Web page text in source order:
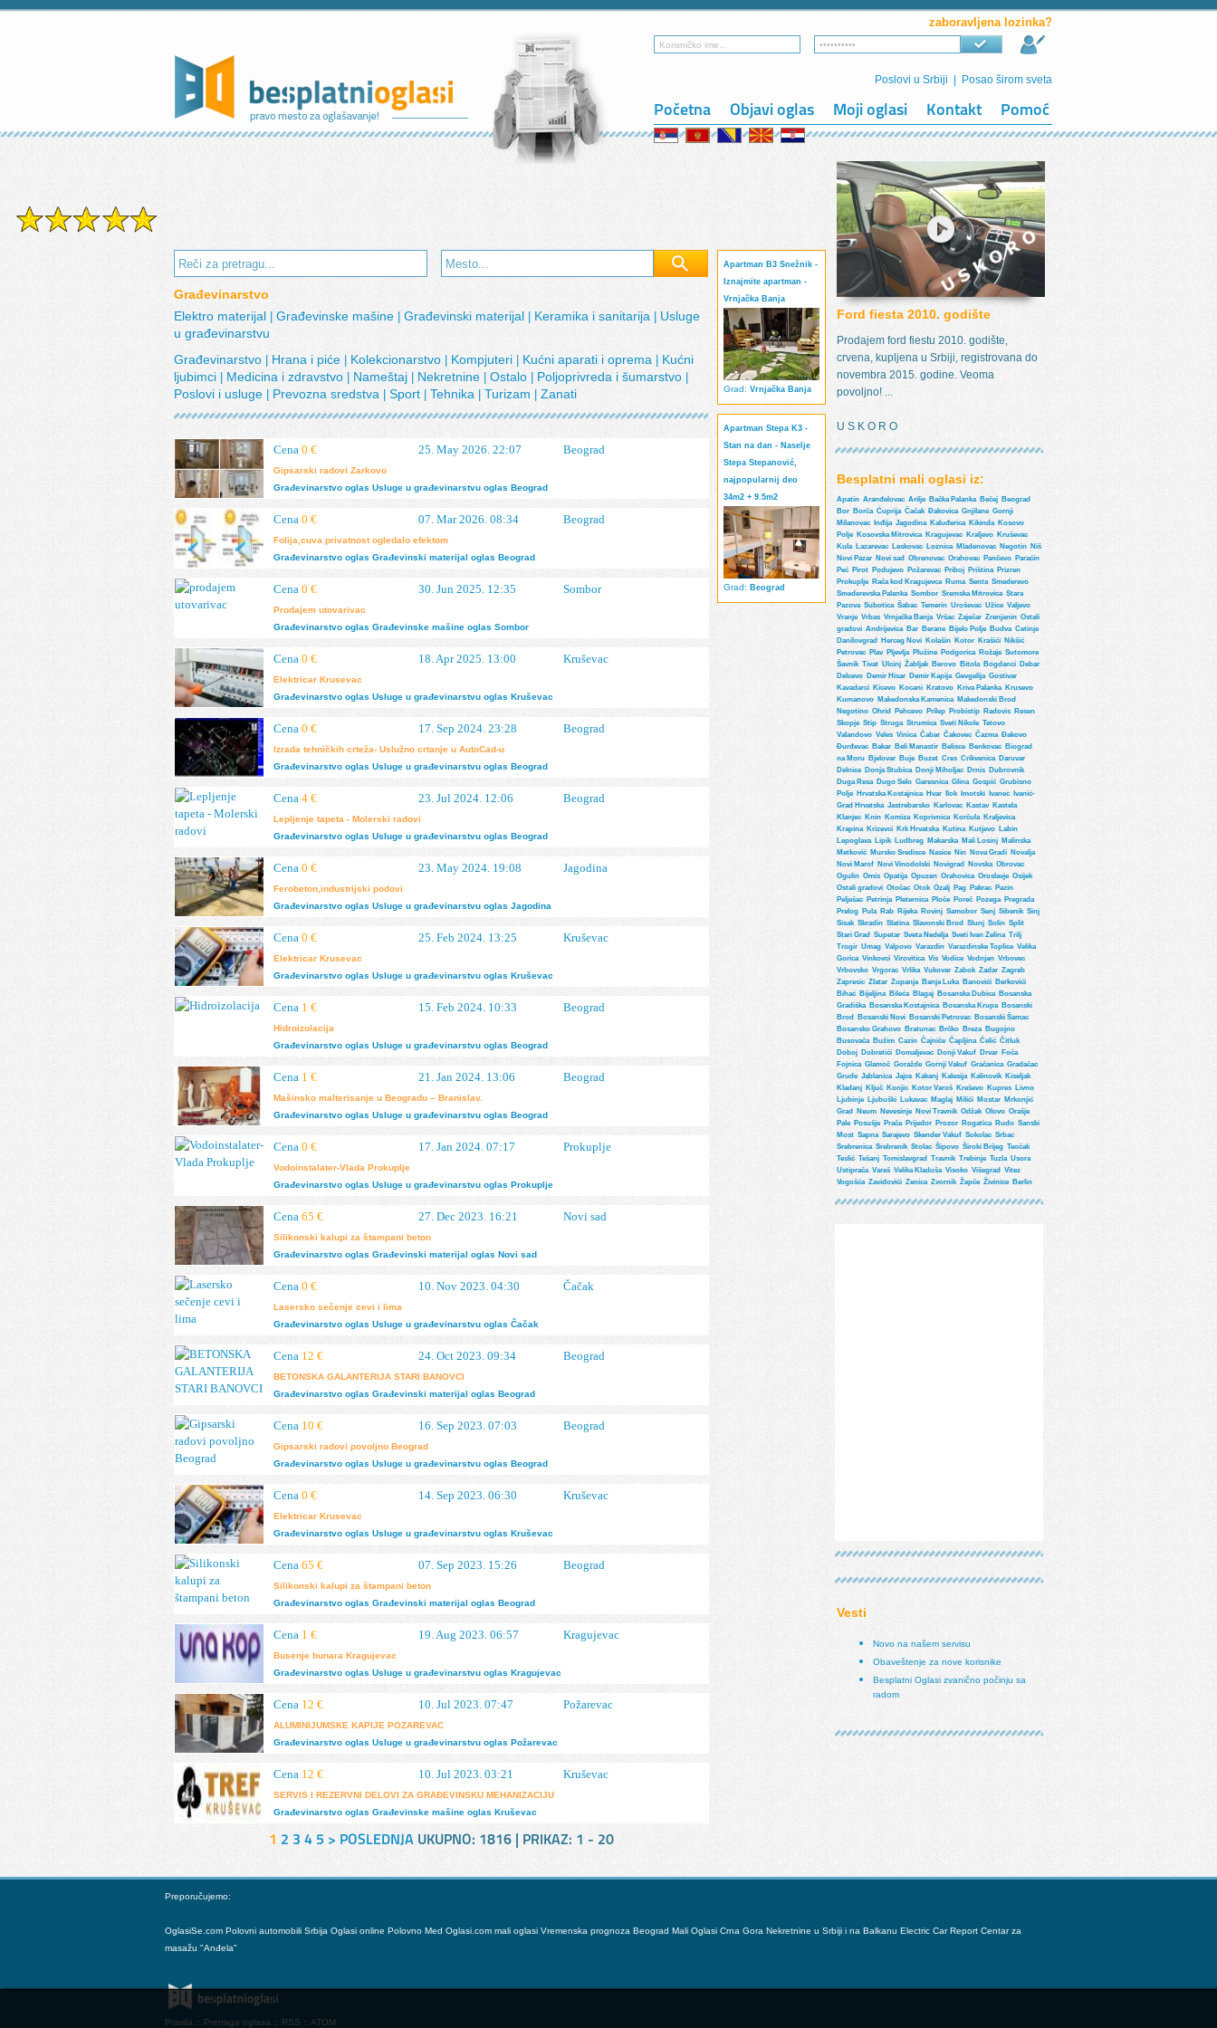
zaboravljena lozinka?
Poslovi u Srbiji Posao širom sveta
Početna Objavi oglas Moji oglasi Kontakt Pomoć
Građevinarstvo
Elektro materijal |Građevinske mašine |Građevinski materijal |Keramika i sanitarija |Usluge
u građevinarstvu
Građevinarstvo
Hrana i piće | Kolekcionarstvo | Kompjuteri |Kućni aparati i oprema |Kućni
ljubimci| Medicina i zdravstvo |Nameštaj Nekretnine |Ostalo Poljoprivreda i šumarstvo
Poslovi i usluge Prevozna sredstva |Sport Tehnika Turizam Zanati
Cena 0 € 25. May 2026. 22:07 Beograd
Gipsarski radovi Zarkovo
Građevinarstvo oglas Usluge u građevinarstvu oglas Beograd
Cena 0 € 07. Mar 2026. 08:34 Beograd
Folija,cuva privatnost ogledalo efektom
Građevinarstvo oglas Građevinski materijal oglas Beograd
Cena 0 € 30. Jun 2025. 12:35 Sombor
prodajem utovarivac
Građevinarstvo oglas Građevinske mašine oglas Sombor
Cena 0 € 18. Apr 2025. 13:00 Kruševac
Elektricar Krusevac
Građevinarstvo oglas Usluge u građevinarstvu oglas Kruševac
Cena 0 € 17. Sep 2024. 23:28 Beograd
Izrada tehničkih crteža- Uslužno crtanje u AutoCad-u
Građevinarstvo oglas Usluge u građevinarstvu oglas Beograd
Cena 4 € 23. Jul 2024. 12:06 Beograd
Lepljenje tapeta - Molerski radovi
Građevinarstvo oglas Usluge u građevinarstvu oglas Beograd
Cena 0 € 23. May 2024. 19:08 Jagodina
Ferobeton,industrijski podovi
Građevinarstvo oglas Usluge u građevinarstvu oglas Jagodina
Cena 0 € 25. Feb 2024. 13:25 Kruševac
Elektricar Krusevac
Građevinarstvo oglas Usluge u građevinarstvu oglas Kruševac
Cena 1 € 15. Feb 2024. 10:33 Beograd
Hidroizolacija
Građevinarstvo oglas Usluge u građevinarstvu oglas Beograd
Cena 1 € 21. Jan 2024. 13:06 Beograd
Mašinsko malterisanje u Beogradu – Branislav.
Građevinarstvo oglas Usluge u građevinarstvu oglas Beograd
Cena 0 € 17. Jan 2024. 07:17 Prokuplje
Vodoinstalater-Vlada Prokuplje
Građevinarstvo oglas Usluge u građevinarstvu oglas Prokuplje
Cena 65 € 27. Dec 2023. 16:21 Novi sad
Silikonski kalupi za štampani beton
Građevinarstvo oglas Građevinski materijal oglas Novi sad
Cena 0 € 10. Nov 2023. 04:30 Čačak
Lasersko sečenje cevi i lima
Građevinarstvo oglas Usluge u građevinarstvu oglas Čačak
Cena 12 € 24. Oct 2023. 09:34 Beograd
BETONSKA GALANTERIJA STARI BANOVCI
Građevinarstvo oglas Građevinski materijal oglas Beograd
Cena 10 € 16. Sep 2023. 07:03 Beograd
Gipsarski radovi povoljno Beograd
Građevinarstvo oglas Usluge u građevinarstvu oglas Beograd
Cena 0 € 14. Sep 2023. 06:30 Kruševac
Elektricar Krusevac
Građevinarstvo oglas Usluge u građevinarstvu oglas Kruševac
Cena 65 € 07. Sep 2023. 15:26 Beograd
Silikonski kalupi za štampani beton
Građevinarstvo oglas Građevinski materijal oglas Beograd
Cena 1 € 19. Aug 2023. 06:57 Kragujevac
Busenje bunara Kragujevac
Građevinarstvo oglas Usluge u građevinarstvu oglas Kragujevac
Cena 12 € 10. Jul 2023. 07:47 Požarevac
ALUMINIJUMSKE KAPIJE POZAREVAC
Građevinarstvo oglas Usluge u građevinarstvu oglas Požarevac
Cena 12 € 10. Jul 2023. 03:21 Kruševac
SERVIS I REZERVNI DELOVI ZA GRAĐEVINSKU MEHANIZACIJU
Građevinarstvo oglas Građevinske mašine oglas Kruševac
1 2 3 4 5 > POSLEDNJA UKUPNO: 1816| PRIKAZ:1 - 20
Apartman B3 Snežnik -
Iznajmite apartman -
Vrnjačka Banja
Grad: Vrnjačka Banja
Apartman Stepa K3 -
Stan na dan - Naselje
Stepa Stepanović,
najpopularnij deo
34m2 + 9.5m2
Grad: Beograd
Ford fiesta 2010. godište
Prodajem ford fiestu 2010. godište,
crvena, kupljena u Srbiji, registrovana do
novembra 2015. godine. Veoma
povoljno! ...
U S K O R O
Besplatni mali oglasi iz:
Apatin Aranđelovac Arilje Bačka Palanka Bečej Beograd
Bor Borča Ćuprija Čačak Đakovica Gnjilane Gornji
Milanovac
Inđija Jagodina Kaluđerica Kikinda Kosovo
Polje Kosovska Mitrovica Kragujevac Kraljevo Kruševac
Kula
Lazarevac Leskovac Loznica Mladenovac Negotin Niš
Novi Pazar Novi sad Obrenovac Orahovac Pančevo Paraćin
Peć Pirot Podujevo Požarevac Priboj Priština Prizren
Prokuplje Rača kod Kragujevca Ruma Senta Smederevo
Smederevska Palanka Sombor Sremska Mitrovica Stara
Pazova Subotica Šabac Temerin Uroševac Užice Valjevo
Vranje Vrbas Vrnjačka Banja Vršac Zaječar Zrenjanin Ostali
gradovi Andrijevica Bar Berane Bijelo Polje Budva Cetinje
Danilovgrad
Herceg Novi Kolašin Kotor Krašići Nikšić
Petrovac Plav Pljevlja Plužine Podgorica Rožaje Sutomore
Šavnik Tivat Ulcinj Žabljak Berovo Bitola Bogdanci Debar
Delcevo Demir Hisar Demir Kapija Gevgelija Gostivar
Kavadarci Kicevo Kocani Kratovo Kriva Palanka Krusevo
Kumanovo Makedonska Kamenica Makedonski Brod
Negotino Ohrid Pehcevo Prilep Probistip Radovis Resen
Skopje Stip Struga Strumica Sveti Nikole Tetovo
Valandovo Veles Vinica Čabar Čakovec Čazma Đakovo
Đurđevac Bakar Beli Manastir Belisce Benkovac Biograd
na Moru Bjelovar Buje Buzet Cres Crikvenica Daruvar
Delnice Donja Stubica Donji Miholjac Drnis Dubrovnik
Duga Resa Dugo Selo Garesnica Glina Gospić Grubisno
Polje Hrvatska Kostajnica Hvar Ilok Imotski Ivanec
Ivanić-
Grad Hrvatska Jastrebarsko Karlovac Kastav Kastela
Klanjec Knin Komiza Koprivnica Korčula Kraljevica
Krapina Krizevci Krk Hrvatska Kutina Kutjevo
Labin
Lepoglava
Lipik Ludbreg Makarska Mali Losinj Malinska
Metković Mursko Sredisce Nasice Nin Nova Gradi Novalja
Novi Marof Novi Vinodolski Novigrad Novska Obrovac
Ogulin Omis Opatija Opuzen Orahovica Oroslavje Osijek
Ostali gradovi Otočac Otok Ozalj Pag Pakrac Pazin
Pelješac Petrinja Pleternica Ploče Poreč Pozega Pregrada
Prelog Pula Rab Rijeka Rovinj Samobor Senj Sibenik Sinj
Sisak Skradin Slatina Slavonski Brod Slunj Solin Split
Stari Grad
Supetar Sveta Nedelja Sveti Ivan Zelina Trilj
Trogir Umag Valpovo Varazdin Varazdinske Toplice Velika
Gorica Vinkovci Virovitica Vis Vodice Vodnjan Vrbovec
Vrbovsko Vrgorac Vrlika Vukovar Zabok Zadar Zagreb
Zapresic Zlatar Zupanja Banja Luka Banovići Berkovići
Bihać Bijeljina Bileća Blagaj Bosanska Dubica Bosanska
Gradiška Bosanska Kostajnica Bosanska Krupa Bosanski
Brod
Bosanski Novi Bosanski Petrovac Bosanski Šamac
Bosansko Grahovo Bratunac Brčko Breza Bugojno
Busovača Bužim Cazin Čajniče Čapljina Čelić Čitluk
Doboj Dobretići Domaljevac Donji Vakuf Drvar Foča
Fojnica Glamoč Goražde Gornji Vakuf Gračanica Gradačac
Grude Jablanica Jajce Kakanj Kalesija Kalinovik Kiseljak
Kladanj Ključ Konjic Kotor Varoš Kreševo Kupres
Livno
Ljubinje
Ljubuški Lukavac Maglaj Milići Mostar Mrkonjić
Grad
Neum Nevesinje Novi Travnik Odžak Olovo Orašje
Pale Posušje Prača Prijedor Prozor Rogatica Rudo Sanski
Most Sapna Sarajevo Skender Vakuf Sokolac Srbac
Srebrenica Srebrenik Stolac Šipovo Široki Brijeg Teočak
Teslić Tešanj Tomislavgrad Travnik Trebinje Tuzla Usora
Ustiprača Vareš Velika Kladuša Visoko Višegrad
Vitez
Vogošća Zavidovići Zenica Zvornik Žepče Živinice Berlin
Vesti
Novo na našem servisu
Obaveštenje za nove korisnike
Besplatni Oglasi zvanično počinju sa
radom
Preporučujemo:
OglasiSe.com Polovni automobili Srbija Oglasi online Polovno Med Oglasi.com mali oglasi Vremenska prognoza Beograd Mali Oglasi Crna Gora Nekretnine u Srbiji i na Balkanu Electric Car Report Centar za
masažu "Anđela"
Pravila :: Pretraga oglasa :: RSS :: ATOM